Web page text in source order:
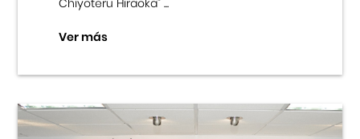
Chiyoteru Hiraoka” ...
Ver más